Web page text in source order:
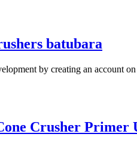
batubara
by creating an account
Crusher